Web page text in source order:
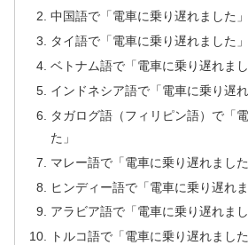
中国語で「電車に乗り遅れました」
タイ語で「電車に乗り遅れました」
ベトナム語で「電車に乗り遅れまし
インドネシア語で「電車に乗り遅れ
タガログ語（フィリピン語）で「
た」
マレー語で「電車に乗り遅れました
ヒンディー語で「電車に乗り遅れま
アラビア語で「電車に乗り遅れまし
トルコ語で「電車に乗り遅れました